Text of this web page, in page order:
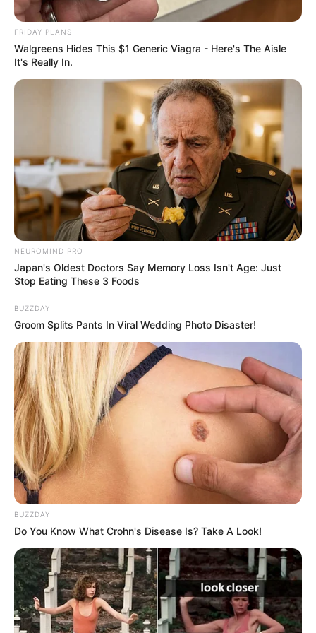
Cómo blanquear los
dientes y prevenir las
caries de forma natural:
trucos y consejos que
realmente funcionan
Una sonrisa blanca, limpia y fresca tiene un poder
enorme. No solo mejora la apariencia física, sino que
FRIDAY PLANS
Walgreens Hides This $1 Generic Viagra - Here's The Aisle
It's Really In.
NEUROMIND PRO
Japan's Oldest Doctors Say Memory Loss Isn't Age: Just
Stop Eating These 3 Foods
BUZZDAY
Groom Splits Pants In Viral Wedding Photo Disaster!
BUZZDAY
Do You Know What Crohn's Disease Is? Take A Look!